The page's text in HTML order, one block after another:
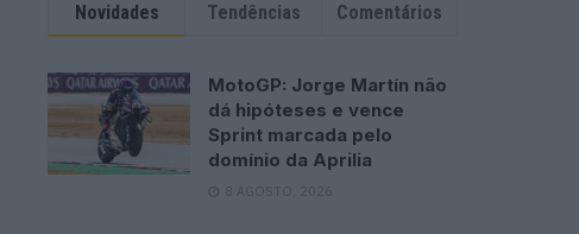
Novidades Tendências Comentários
MotoGP: Jorge Martín não
dá hipóteses e vence
Sprint marcada pelo
domínio da Aprilia
8 AGOSTO, 2026